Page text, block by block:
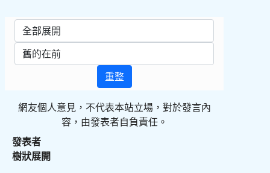
重整
網友個人意見，不代表本站立場，對於發言內
容，由發表者自負責任。
發表者
樹狀展開